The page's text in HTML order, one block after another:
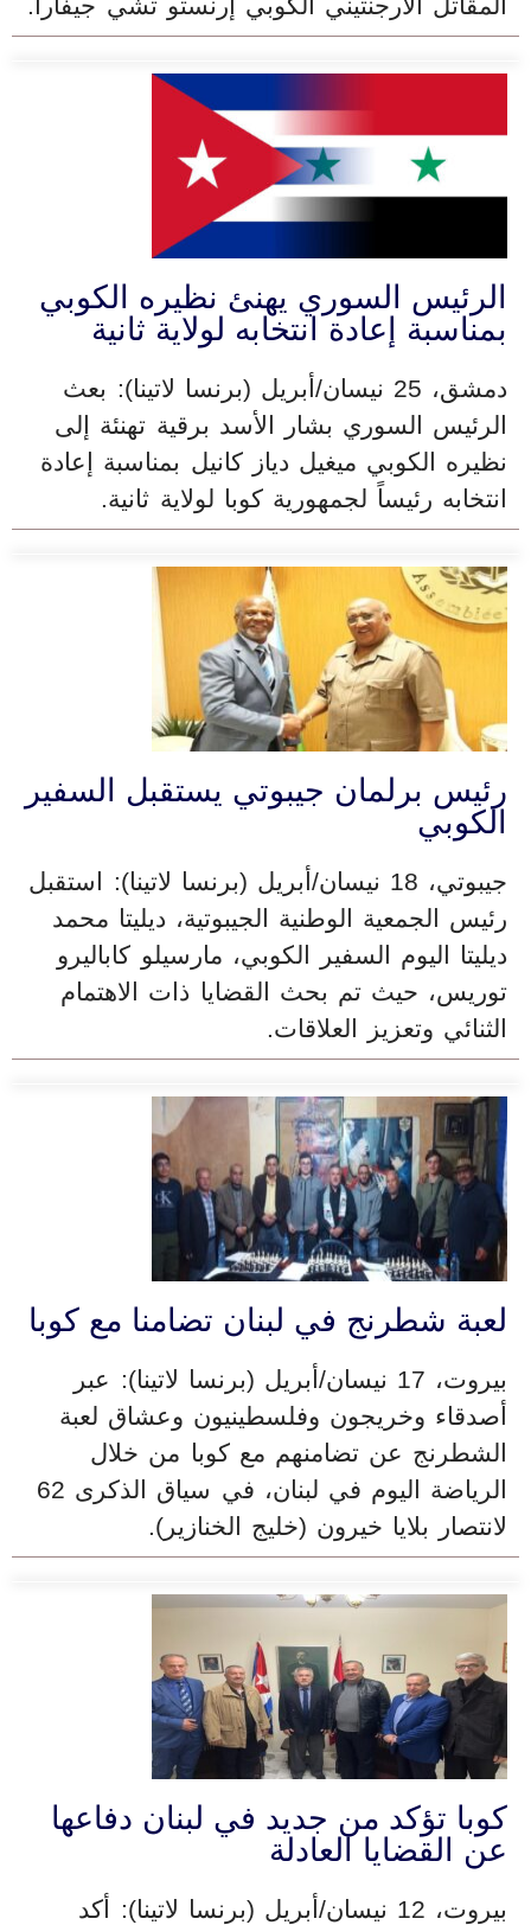
المقاتل الأرجنتيني الكوبي إرنستو تشي جيفارا.
الرئيس السوري يهنئ نظيره الكوبي
بمناسبة إعادة انتخابه لولاية ثانية
دمشق، 25 نيسان/أبريل (برنسا لاتينا): بعث
الرئيس السوري بشار الأسد برقية تهنئة إلى
نظيره الكوبي ميغيل دياز كانيل بمناسبة إعادة
انتخابه رئيساً لجمهورية كوبا لولاية ثانية.
رئيس برلمان جيبوتي يستقبل السفير
الكوبي
جيبوتي، 18 نيسان/أبريل (برنسا لاتينا): استقبل
رئيس الجمعية الوطنية الجيبوتية، ديليتا محمد
ديليتا اليوم السفير الكوبي، مارسيلو كاباليرو
توريس، حيث تم بحث القضايا ذات الاهتمام
الثنائي وتعزيز العلاقات.
لعبة شطرنج في لبنان تضامنا مع كوبا
بيروت، 17 نيسان/أبريل (برنسا لاتينا): عبر
أصدقاء وخريجون وفلسطينيون وعشاق لعبة
الشطرنج عن تضامنهم مع كوبا من خلال
الرياضة اليوم في لبنان، في سياق الذكرى 62
لانتصار بلايا خيرون (خليج الخنازير).
كوبا تؤكد من جديد في لبنان دفاعها
عن القضايا العادلة
بيروت، 12 نيسان/أبريل (برنسا لاتينا): أكد